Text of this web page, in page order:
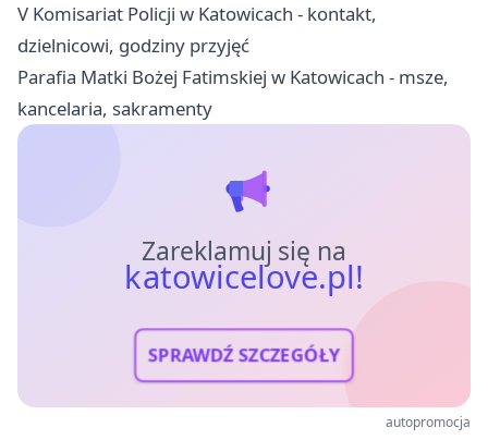
V Komisariat Policji w Katowicach - kontakt,
dzielnicowi, godziny przyjęć
Parafia Matki Bożej Fatimskiej w Katowicach - msze,
kancelaria, sakramenty
Zareklamuj się na
katowicelove.pl!
SPRAWDŹ SZCZEGÓŁY
autopromocja